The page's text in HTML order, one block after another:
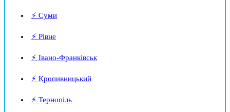
⚡ Суми
⚡ Рівне
⚡ Івано-Франківськ
⚡ Кропивницький
⚡ Тернопіль